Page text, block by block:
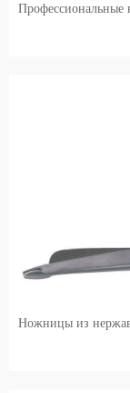
Ножницы из